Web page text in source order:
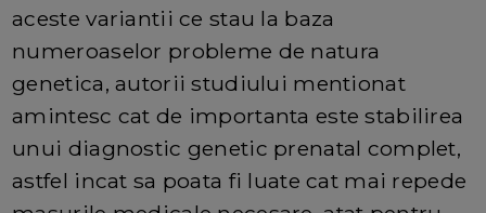
aceste variantii ce stau la baza
numeroaselor probleme de natura
genetica, autorii studiului mentionat
amintesc cat de importanta este stabilirea
unui diagnostic genetic prenatal complet,
astfel incat sa poata fi luate cat mai repede